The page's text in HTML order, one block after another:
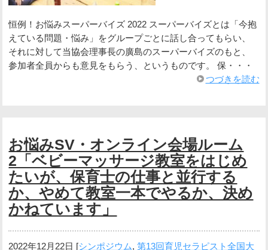
恒例！お悩みスーパーバイズ 2022 スーパーバイズとは「今抱
えている問題・悩み」をグループごとに話し合ってもらい、
それに対して当協会理事長の廣島のスーパーバイズのもと、
参加者全員からも意見をもらう、というものです。 保・・・
つづきを読む
お悩みSV・オンライン会場ルーム
2「ベビーマッサージ教室をはじめ
たいが、保育士の仕事と並行する
か、やめて教室一本でやるか、決め
かねています」
2022年12月22日 [シンポジウム,第13回育児セラピスト全国大